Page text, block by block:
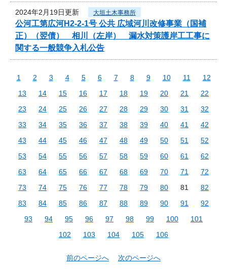
2024年2月19日更新 大垣土木事務所
公河工第広河H2-2-1号 公共 広域河川改修事業（国補
正）（翌債） 相川（左岸） 漏水対策護岸工工事に
関する一般競争入札公告
1 2 3 4 5 6 7 8 9 10 11
12
13
14 15 16 17 18 19 20 21
22
23
24 25 26 27 28 29 30 31
32
33
34 35 36 37 38 39 40 41
42
43
44 45 46 47 48 49 50 51
52
53
54 55 56 57 58 59 60 61
62
63
64 65 66 67 68 69 70 71
72
73
74 75 76 77 78 79 80 81
82
83
84 85 86 87 88 89 90 91
92
93
94 95 96 97 98 99 100
101
102
103 104 105 106
前のページへ 次のページへ